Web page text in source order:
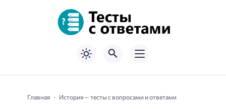
Главная История — тесты с вопросами и ответами